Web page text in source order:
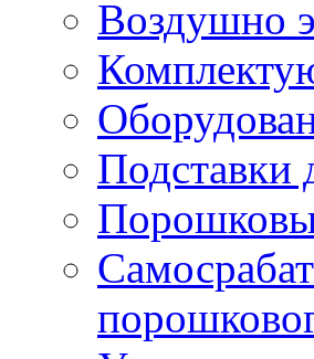
Воздушно
Подставки